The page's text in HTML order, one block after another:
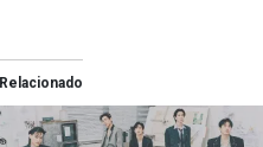
Relacionado